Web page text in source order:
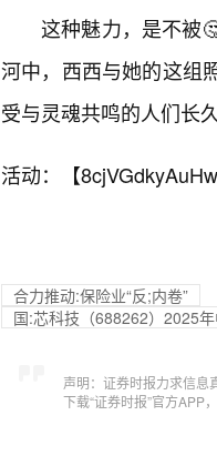
这种魅力，是不被
河中，西西与她的这组
受与灵魂共鸣的人们长
活动：【
合力推动:保险业“反;内卷”
国:芯科技（688262）2025
声明：证券时报力求信息
下载“证券时报”官方APP